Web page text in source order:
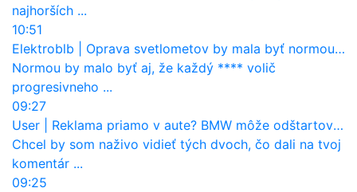
najhorších ...
10:51
Elektroblb
Oprava svetlometov by mala byť normou. Jeden nový dnes stojí priemerne 1251 eur!
Normou by malo byť aj, že každý **** volič
progresivneho ...
09:27
User
Reklama priamo v aute? BMW môže odštartovať nový trend
Chcel by som naživo vidieť tých dvoch, čo dali na tvoj
komentár ...
09:25